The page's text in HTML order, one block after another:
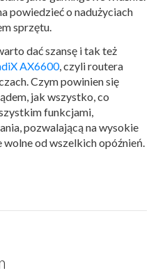
powiedzieć o nadużyciach
sprzętu.
dać szansę i tak też
AX6600, czyli routera
Czym powinien się
jak wszystko, co
funkcjami,
pozwalającą na wysokie
od wszelkich opóźnień.